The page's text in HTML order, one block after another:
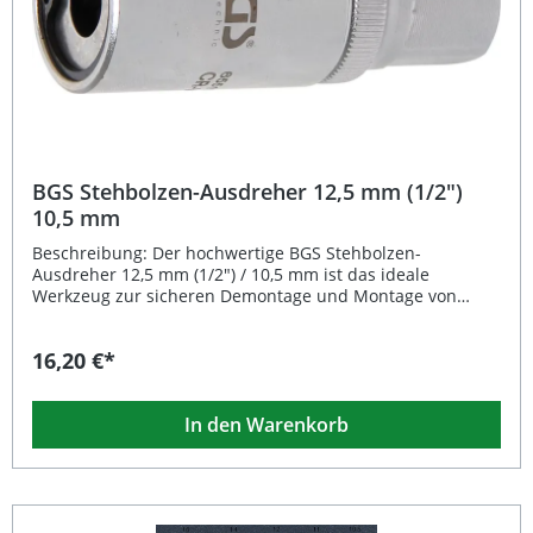
BGS Stehbolzen-Ausdreher 12,5 mm (1/2")
10,5 mm
Beschreibung: Der hochwertige BGS Stehbolzen-
Ausdreher 12,5 mm (1/2") / 10,5 mm ist das ideale
Werkzeug zur sicheren Demontage und Montage von
Chrom-Vanadium-Stahl für eine lange Lebensdauer sorgt.
mattverchromtem Oberflächendesign bietet der
Ausdreher nicht nur eine edle Optik, sondern auch eine
erhöhte Griffigkeit. Die Rändelung erleichtert die
Handhabung, und der Außensechskant mit 21 mm
Gefertigt aus widerstandsfähigem Chrom-Vanadium-Stahl
16,20 €*
In den Warenkorb